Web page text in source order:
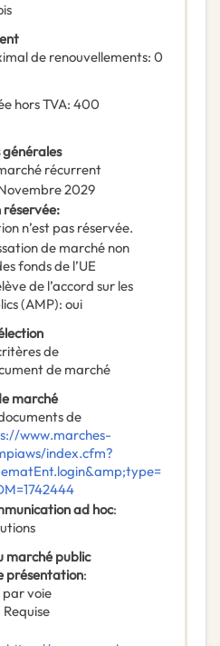
de renouvellements: 0
hors TVA: 400
récurrent
2029
:
n’est pas réservée.
de marché non
fonds de l’UE
de l’accord sur les
(AMP): oui
de
de marché
marché
de
www.marches-
index.cfm?
ad hoc:
marché public
présentation:
voie
Requise